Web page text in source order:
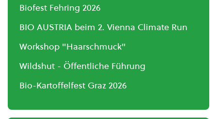
Biofest Fehring 2026
BIO AUSTRIA beim 2. Vienna Climate Run
Workshop "Haarschmuck"
Wildshut - Öffentliche Führung
Bio-Kartoffelfest Graz 2026